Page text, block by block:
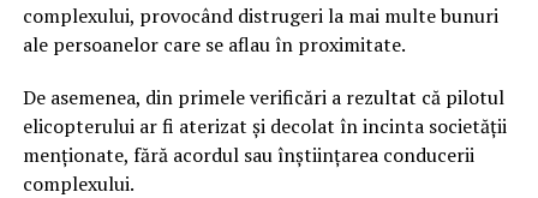
complexului, provocând distrugeri la mai multe bunuri
ale persoanelor care se aflau în proximitate.
De asemenea, din primele verificări a rezultat că pilotul
elicopterului ar fi aterizat și decolat în incinta societății
menționate, fără acordul sau înștiințarea conducerii
complexului.